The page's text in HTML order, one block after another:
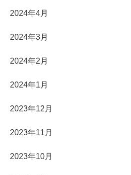
2024年4月
2024年3月
2024年2月
2024年1月
2023年12月
2023年11月
2023年10月